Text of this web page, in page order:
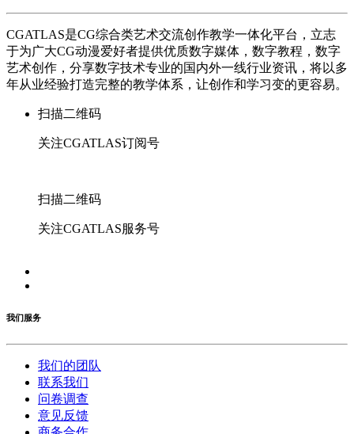
CGATLAS是CG综合类艺术交流创作教学一体化平台，立志
于为广大CG动漫爱好者提供优质数字媒体，数字教程，数字
艺术创作，分享数字技术专业的国内外一线行业资讯，将以多
年从业经验打造完整的教学体系，让创作和学习变的更容易。
扫描二维码
关注CGATLAS订阅号
扫描二维码
关注CGATLAS服务号
我们服务
我们的团队
联系我们
问卷调查
意见反馈